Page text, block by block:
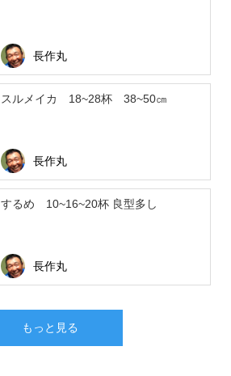
長作丸
スルメイカ 18~28杯 38~50㎝
長作丸
するめ 10~16~20杯 良型多し
長作丸
もっと見る